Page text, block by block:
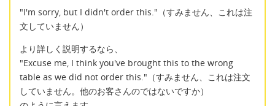
"I'm sorry, but I didn't order this."（すみません、これは注
文していません）
より詳しく説明するなら、
"Excuse me, I think you've brought this to the wrong
table as we did not order this."（すみません、これは注文
していません。他のお客さんのではないですか）